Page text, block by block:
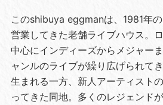
このshibuya eggmanは、1981年
営業してきた老舗ライブハウス。
中心にインディーズからメジャー
ャンルのライブが繰り広げられて
生まれる一方、新人アーティスト
ってきた同地。多くのレジェンド